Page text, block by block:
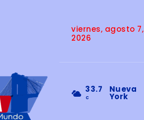
viernes, agosto 7,
2026
33.7
C
Nueva
York